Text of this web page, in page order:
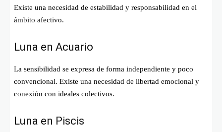
Existe una necesidad de estabilidad y responsabilidad en el
ámbito afectivo.
Luna en Acuario
La sensibilidad se expresa de forma independiente y poco
convencional. Existe una necesidad de libertad emocional y
conexión con ideales colectivos.
Luna en Piscis